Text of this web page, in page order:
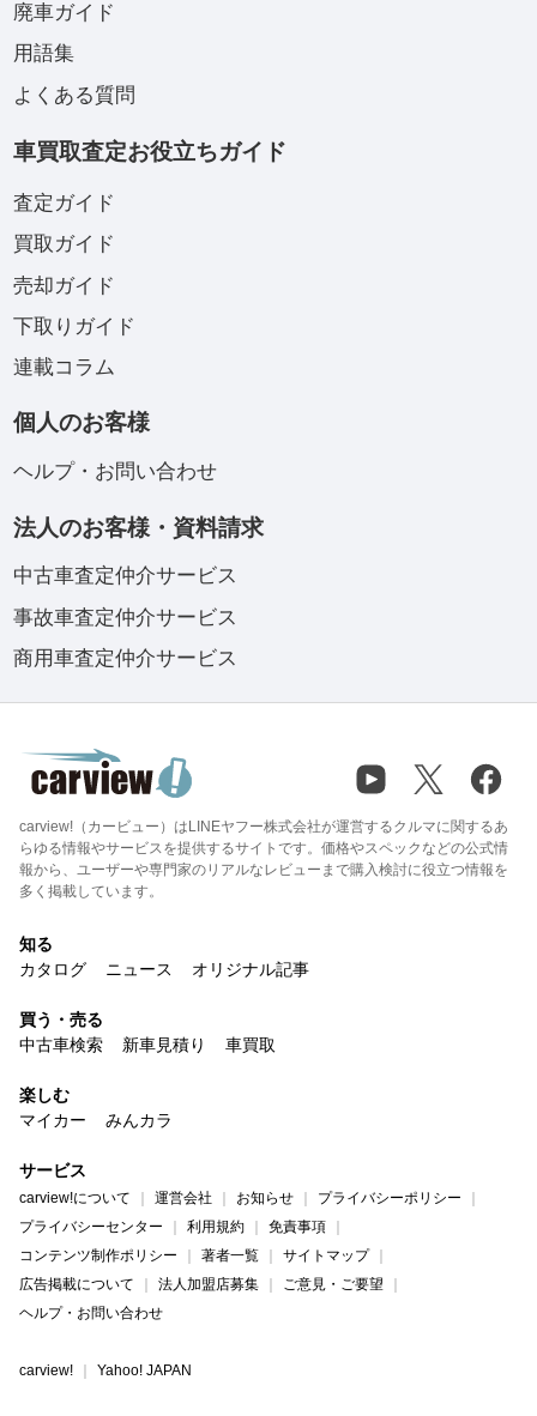
廃車ガイド
用語集
よくある質問
車買取査定お役立ちガイド
査定ガイド
買取ガイド
売却ガイド
下取りガイド
連載コラム
個人のお客様
ヘルプ・お問い合わせ
法人のお客様・資料請求
中古車査定仲介サービス
事故車査定仲介サービス
商用車査定仲介サービス
carview!（カービュー）はLINEヤフー株式会社が運営するクルマに関するあ
らゆる情報やサービスを提供するサイトです。価格やスペックなどの公式情
報から、ユーザーや専門家のリアルなレビューまで購入検討に役立つ情報を
多く掲載しています。
知る
カタログ
ニュース オリジナル記事
買う・売る
中古車検索
新車見積り 車買取
楽しむ
マイカー
みんカラ
サービス
carview!について 運営会社 お知らせ
プライバシーポリシー
プライバシーセンター
利用規約
免責事項
コンテンツ制作ポリシー
著者一覧
サイトマップ
広告掲載について
法人加盟店募集
ご意見・ご要望
ヘルプ・お問い合わせ
carview! Yahoo! JAPAN